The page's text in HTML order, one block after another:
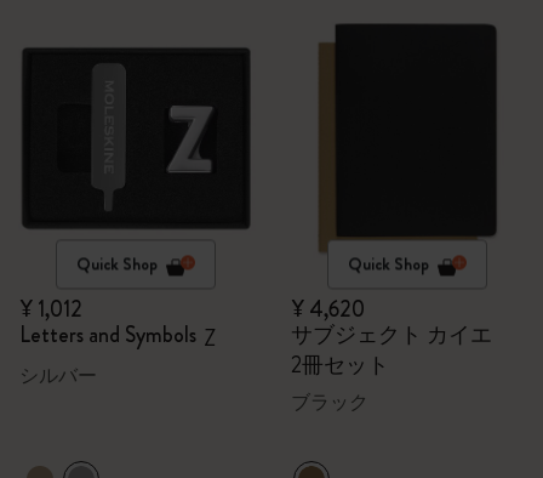
Quick Shop
¥ 1,012
Letters and Symbols Z
シルバー
Quick Shop
¥ 4,620
サブジェクト カイエ
2冊セット
ブラック